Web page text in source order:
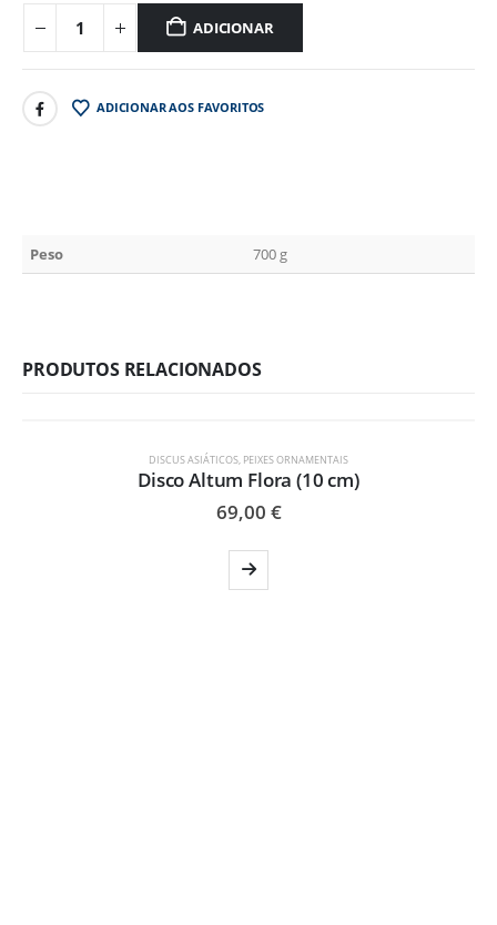
ADICIONAR
ADICIONAR AOS FAVORITOS
Peso 700 g
PRODUTOS RELACIONADOS
DISCUS ASIÁTICOS, PEIXES ORNAMENTAIS
Disco Altum Flora (10 cm)
69,00 €